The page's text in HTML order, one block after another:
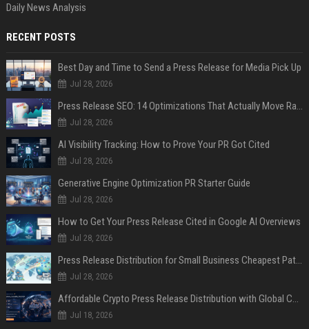
Daily News Analysis
RECENT POSTS
Best Day and Time to Send a Press Release for Media Pick Up
Jul 28, 2026
Press Release SEO: 14 Optimizations That Actually Move Rankings
Jul 28, 2026
AI Visibility Tracking: How to Prove Your PR Got Cited
Jul 28, 2026
Generative Engine Optimization PR Starter Guide
Jul 28, 2026
How to Get Your Press Release Cited in Google AI Overviews
Jul 28, 2026
Press Release Distribution for Small Business Cheapest Path to Real Coverage
Jul 28, 2026
Affordable Crypto Press Release Distribution with Global Coverage
Jul 18, 2026